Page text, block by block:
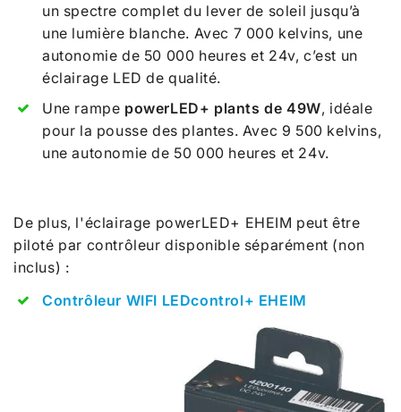
un spectre complet du lever de soleil jusqu’à
une lumière blanche. Avec 7 000 kelvins, une
autonomie de 50 000 heures et 24v, c’est un
éclairage LED de qualité.
Une rampe powerLED+ plants de 49W, idéale
pour la pousse des plantes. Avec 9 500 kelvins,
une autonomie de 50 000 heures et 24v.
De plus, l'éclairage powerLED+ EHEIM peut être
piloté par contrôleur disponible séparément (non
inclus) :
Contrôleur WIFI LEDcontrol+ EHEIM